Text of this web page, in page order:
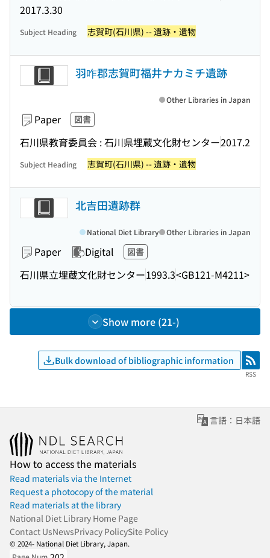
2017.3.30
Subject Heading 志賀町(石川県) -- 遺跡・遺物
羽咋郡志賀町福井ナカミチ遺跡
Paper 図書
石川県教育委員会 : 石川県埋蔵文化財センター2017.2
Other Libraries in Japan
Subject Heading 志賀町(石川県) -- 遺跡・遺物
北吉田遺跡群
Paper Digital 図書
石川県立埋蔵文化財センター1993.3<GB121-M4211>
National Diet Library Other Libraries in Japan
Show more (21-)
Bulk download of bibliographic information RSS
RSS
言語：日本語
How to access the materials
Read materials via the Internet
Request a photocopy of the material
Read materials at the library
National Diet Library Home Page
Contact UsNewsPrivacy PolicySite Policy
© 2024- National Diet Library, Japan.